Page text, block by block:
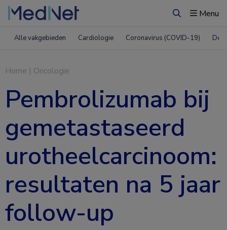
ZoekenMenu
Alle vakgebieden Cardiologie Coronavirus (COVID-19)
Home | Oncologie
Pembrolizumab bij
gemetastaseerd
urotheelcarcinoom:
resultaten na 5 jaar
follow-up